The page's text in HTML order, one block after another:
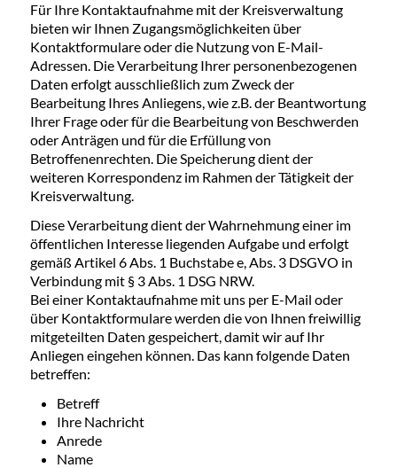
Für Ihre Kontaktaufnahme mit der Kreisverwaltung
bieten wir Ihnen Zugangsmöglichkeiten über
Kontaktformulare oder die Nutzung von E-Mail-
Adressen. Die Verarbeitung Ihrer personenbezogenen
Daten erfolgt ausschließlich zum Zweck der
Bearbeitung Ihres Anliegens, wie z.B. der Beantwortung
Ihrer Frage oder für die Bearbeitung von Beschwerden
oder Anträgen und für die Erfüllung von
Betroffenenrechten. Die Speicherung dient der
weiteren Korrespondenz im Rahmen der Tätigkeit der
Kreisverwaltung.
Diese Verarbeitung dient der Wahrnehmung einer im
öffentlichen Interesse liegenden Aufgabe und erfolgt
gemäß Artikel 6 Abs. 1 Buchstabe e, Abs. 3 DSGVO in
Verbindung mit § 3 Abs. 1 DSG NRW.
Bei einer Kontaktaufnahme mit uns per E-Mail oder
über Kontaktformulare werden die von Ihnen freiwillig
mitgeteilten Daten gespeichert, damit wir auf Ihr
Anliegen eingehen können. Das kann folgende Daten
betreffen:
Betreff
Ihre Nachricht
Anrede
Name